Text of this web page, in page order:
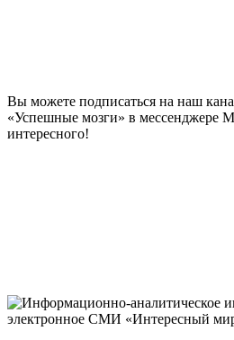
Вы можете подписаться на наш
«Успешные мозги» в мессенджере
интересного!